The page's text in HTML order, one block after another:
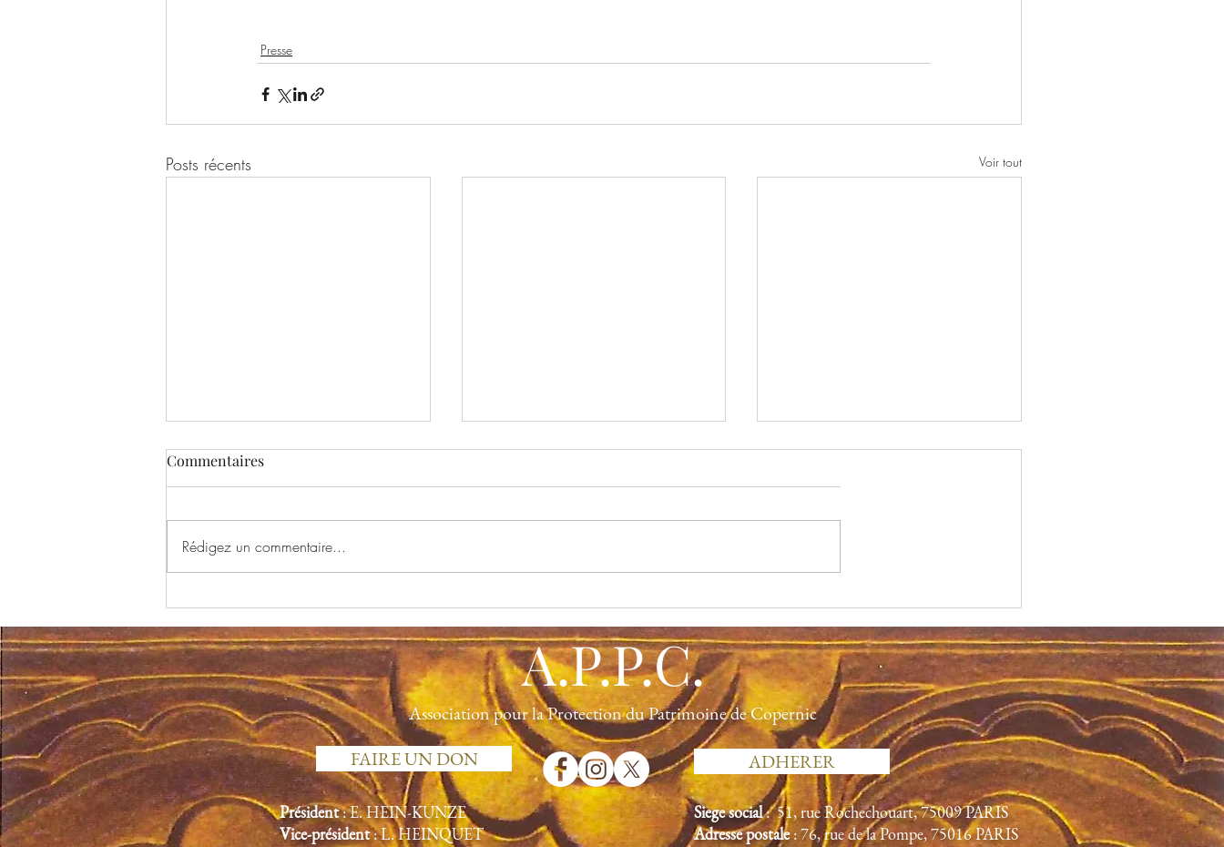
Presse
Posts récents Voir tout
Copernic va se jouer devant la
cour administrative d’appel
la façade de la synagogue de
la rue Copernic
de destruction d’une
synagogue parisienne
Commentaires
Rédigez un commentaire...
A.P.P.C.
Association pour la Protection du Patrimoine de Copernic
FAIRE UN DON
Président: E. HEIN-KUNZE
Vice-président: L. HEINQUET
ADHERER
Siège social: 51, rue Rochechouart, 75009PARIS
Adresse postale: 76, rue de la Pompe, 75016 PARIS